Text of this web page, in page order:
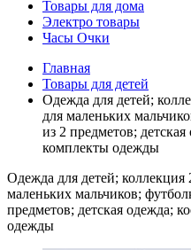
Товары для дома
Электро товары
Часы Очки
Главная
Товары для детей
Одежда для детей;
для маленьких
из 2 предметов;
комплекты одежды
Одежда для детей; коллекция
маленьких мальчиков;
предметов; детская одежда;
одежды